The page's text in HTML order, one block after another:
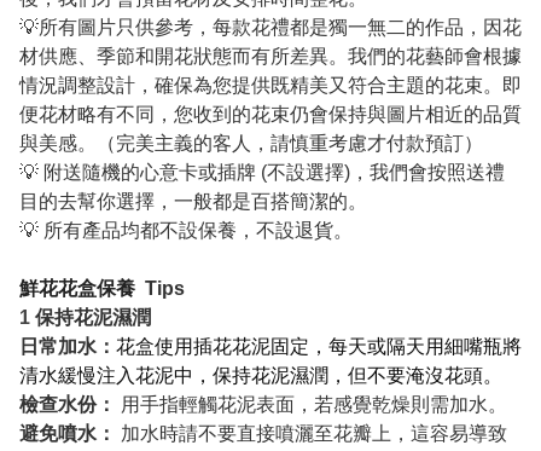
💡所有圖片只供參考，每款花禮都是獨一無二的作品，因花
材供應、季節和開花狀態而有所差異。我們的花藝師會根據
情況調整設計，確保為您提供既精美又符合主題的花束。即
便花材略有不同，您收到的花束仍會保持與圖片相近的品質
與美感。（完美主義的客人，請慎重考慮才付款預訂）
💡 附送隨機的心意卡或插牌 (不設選擇)，我們會按照送禮
目的去幫你選擇，一般都是百搭簡潔的。
💡 所有產品均都不設保養，不設退貨。
鮮花花盒保養 Tips
1 保持花泥濕潤
日常加水： 花盒使用插花花泥固定，每天或隔天用細嘴瓶將
清水緩慢注入花泥中，保持花泥濕潤，但不要淹沒花頭。
檢查水份：
用手指輕觸花泥表面，若感覺乾燥則需加水。
避免噴水：
加水時請不要直接噴灑至花瓣上，這容易導致